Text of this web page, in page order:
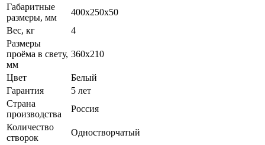
Габаритные
размеры, мм
400x250x50
Вес, кг
4
Размеры
проёма в свету,
мм
360x210
Цвет
Белый
Гарантия
5 лет
Страна
производства
Россия
Количество
створок
Одностворчатый